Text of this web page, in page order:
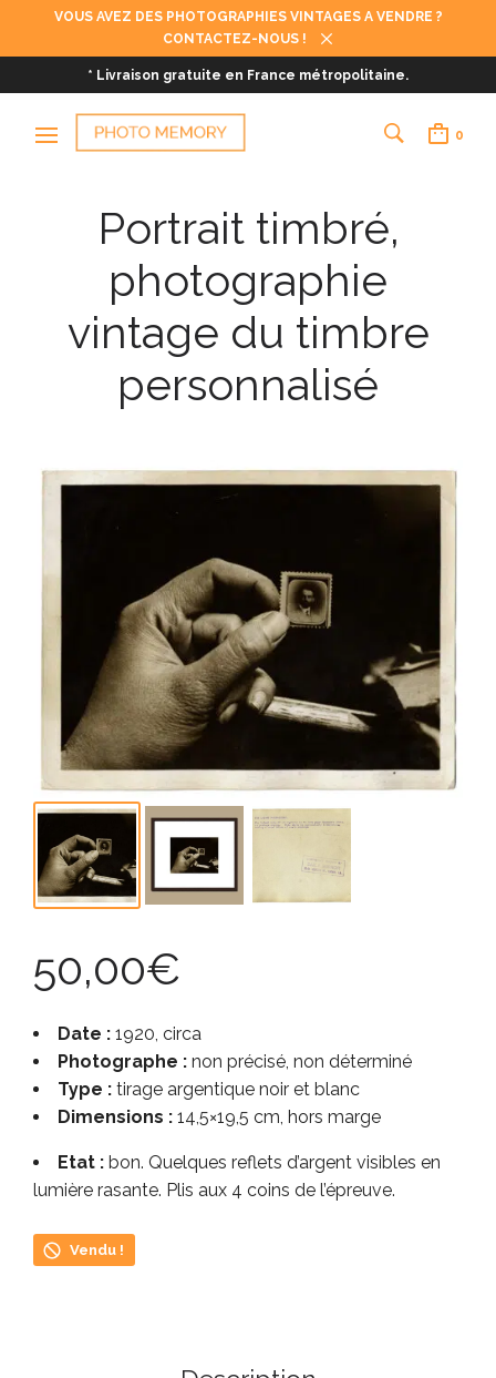
VOUS AVEZ DES PHOTOGRAPHIES VINTAGES A VENDRE ?
CONTACTEZ-NOUS !
* Livraison gratuite en France métropolitaine.
0
Portrait timbré,
photographie
vintage du timbre
personnalisé
50,00€
Date : 1920, circa
Photographe : non précisé, non déterminé
Type : tirage argentique noir et blanc
Dimensions : 14,5×19,5 cm, hors marge
Etat : bon. Quelques reflets d’argent visibles en
lumière rasante. Plis aux 4 coins de l’épreuve.
Vendu !